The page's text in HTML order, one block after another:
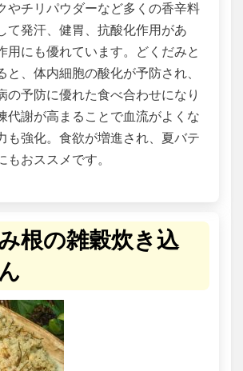
やチリパウダーなど多くの香辛料
て発汗、健胃、抗酸化作用があ
用にも優れています。どくだみと
と、体内細胞の酸化が予防され、
の予防に優れた食べ合わせになり
代謝が高まることで血流がよくな
も強化。食欲が増進され、夏バテ
もおススメです。
根の雑穀炊き込